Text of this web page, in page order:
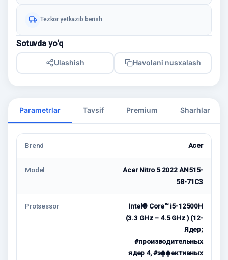
Tezkor yetkazib berish
Sotuvda yo‘q
Ulashish Havolani nusxalash
Parametrlar Tavsif Premium Sharhlar
Brend Acer
Model
Acer Nitro 5 2022 AN515-
58-71C3
Protsessor
Intel® Core™ i5-12500H
(3.3 GHz – 4.5 GHz ) (12-
Ядeр;
#производительных
ядер 4, #эффективных